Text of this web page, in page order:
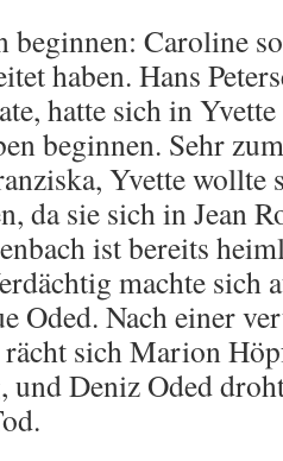
Caroline
haben. Hans
hatte sich in
beginnen. Sehr
Yvette wollte
da sie sich in Jean
ist bereits
machte sich
Oded. Nach einer
sich Marion
Deniz Oded